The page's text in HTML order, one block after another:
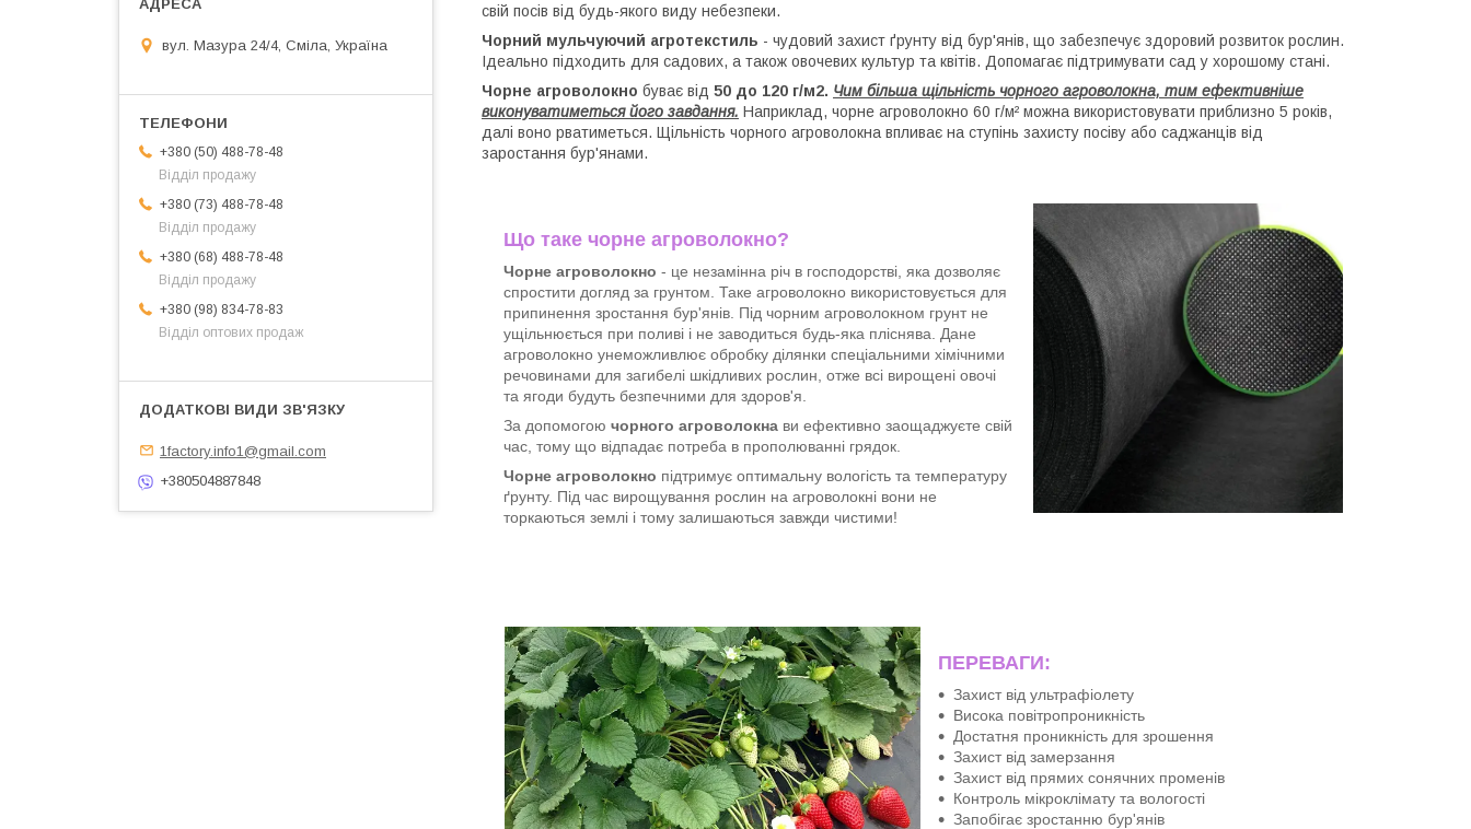
свій посів від будь-якого виду небезпеки.
Чорний мульчуючий агротекстиль - чудовий захист ґрунту від бур'янів, що забезпечує здоровий розвиток рослин.
Ідеально підходить для садових, а також овочевих культур та квітів. Допомагає підтримувати сад у хорошому стані.
Чорне агроволокно буває від 50 до 120 г/м2. Чим більша щільність чорного агроволокна, тим ефективніше
виконуватиметься його завдання. Наприклад, чорне агроволокно 60 г/м² можна використовувати приблизно 5 років,
далі воно рватиметься. Щільність чорного агроволокна впливає на ступінь захисту посіву або саджанців від
заростання бур'янами.
Що таке чорне агроволокно?
Чорне агроволокно - це незамінна річ в господорстві, яка дозволяє
спростити догляд за грунтом. Таке агроволокно використовується для
припинення зростання бур'янів. Під чорним агроволокном грунт не
ущільнюється при поливі і не заводиться будь-яка пліснява. Дане
агроволокно унеможливлює обробку ділянки спеціальними хімічними
речовинами для загибелі шкідливих рослин, отже всі вирощені овочі
та ягоди будуть безпечними для здоров'я.
За допомогою чорного агроволокна ви ефективно заощаджуєте свій
час, тому що відпадає потреба в прополюванні грядок.
Чорне агроволокно підтримує оптимальну вологість та температуру
ґрунту. Під час вирощування рослин на агроволокні вони не
торкаються землі і тому залишаються завжди чистими!
ПЕРЕВАГИ:
Захист від ультрафіолету
Висока повітропроникність
Достатня проникність для зрошення
Захист від замерзання
Захист від прямих сонячних променів
Контроль мікроклімату та вологості
Запобігає зростанню бур'янів
вул. Мазура 24/4, Сміла, Україна
+380 (50) 488-78-48
Відділ продажу
+380 (73) 488-78-48
Відділ продажу
+380 (68) 488-78-48
Відділ продажу
+380 (98) 834-78-83
Відділ оптових продаж
1factory.info1@gmail.com
+380504887848